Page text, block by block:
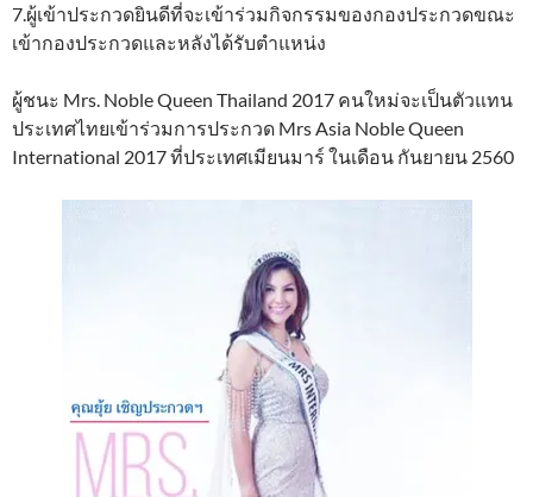
7.ผู้เข้าประกวดยินดีที่จะเข้าร่วมกิจกรรมของกองประกวดขณะ
เข้ากองประกวดและหลังได้รับตำแหน่ง
ผู้ชนะ Mrs. Noble Queen Thailand 2017 คนใหม่จะเป็นตัวแทน
ประเทศไทยเข้าร่วมการประกวด Mrs Asia Noble Queen
International 2017 ที่ประเทศเมียนมาร์ ในเดือน กันยายน 2560